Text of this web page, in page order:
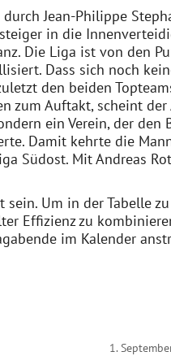
Jean-Philippe
in die
Die Liga ist von den
Dass sich noch
den beiden
zum Auftakt, scheint
ein Verein, der
Damit kehrte die
Südost. Mit Andreas
Um in der Tabelle
Effizienz zu
im Kalender
1.